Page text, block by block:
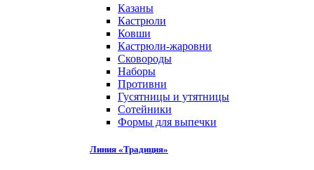
Казаны
Кастрюли
Ковши
Кастрюли-жаровни
Сковороды
Наборы
Противни
Гусятницы и утятницы
Сотейники
Формы для выпечки
Линия «Традиция»